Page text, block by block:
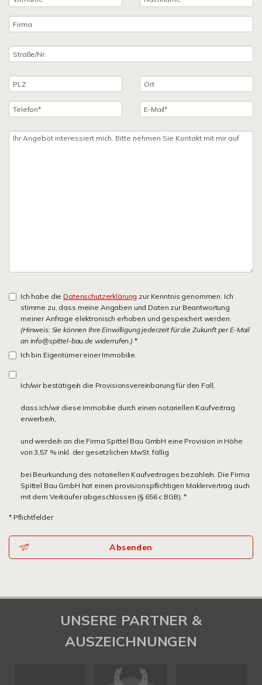
Ich habe die Datenschutzerklärung zur Kenntnis genommen. Ich
stimme zu, dass meine Angaben und Daten zur Beantwortung
meiner Anfrage elektronisch erhoben und gespeichert werden.
(Hinweis: Sie können Ihre Einwilligung jederzeit für die Zukunft per E-Mail
an info@spittel-bau.de widerrufen.) *
Ich bin Eigentümer einer Immobilie.
Ich/wir bestätige/n die Provisionsvereinbarung für den Fall,
dass ich/wir diese Immobilie durch einen notariellen Kaufvertrag
erwerbe/n,
und werde/n an die Firma Spittel Bau GmbH eine Provision in Höhe
von 3,57 % inkl. der gesetzlichen MwSt. fällig
bei Beurkundung des notariellen Kaufvertrages bezahle/n. Die Firma
Spittel Bau GmbH hat einen provisionspflichtigen Maklervertrag auch
mit dem Verkäufer abgeschlossen (§ 656 c BGB). *
* Pflichtfelder
Absenden
UNSERE PARTNER &
AUSZEICHNUNGEN